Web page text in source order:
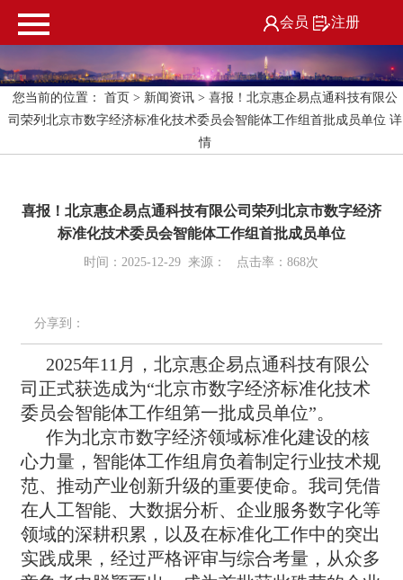
会员 注册
您当前的位置：首页 > 新闻资讯 > 喜报！北京惠企易点通科技有限公
司荣列北京市数字经济标准化技术委员会智能体工作组首批成员单位 详
情
喜报！北京惠企易点通科技有限公司荣列北京市数字经济
标准化技术委员会智能体工作组首批成员单位
时间：2025-12-29 来源： 点击率：868次
分享到：
2025年11月，北京惠企易点通科技有限公
司正式获选成为“北京市数字经济标准化技术
委员会智能体工作组第一批成员单位”。
作为北京市数字经济领域标准化建设的核
心力量，智能体工作组肩负着制定行业技术规
范、推动产业创新升级的重要使命。我司凭借
在人工智能、大数据分析、企业服务数字化等
领域的深耕积累，以及在标准化工作中的突出
实践成果，经过严格评审与综合考量，从众多